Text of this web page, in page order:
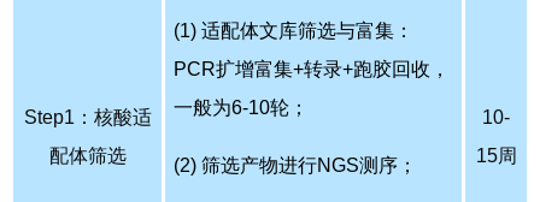
Step1：核酸适
配体筛选
(1) 适配体文库筛选与富集：
PCR扩增富集+转录+跑胶回收，
一般为6-10轮；
(2) 筛选产物进行NGS测序；
10-
15周